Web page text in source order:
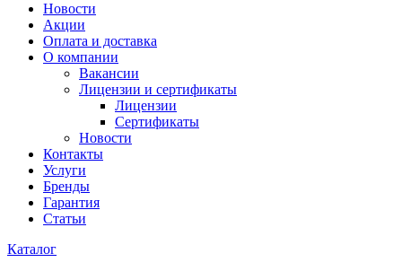
Новости
Акции
Оплата и доставка
О компании
Вакансии
Лицензии и сертификаты
Лицензии
Сертификаты
Новости
Контакты
Услуги
Бренды
Гарантия
Статьи
Каталог